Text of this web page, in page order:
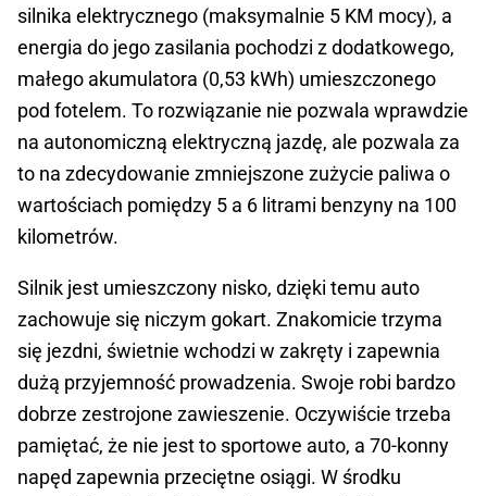
silnika elektrycznego (maksymalnie 5 KM mocy), a
energia do jego zasilania pochodzi z dodatkowego,
małego akumulatora (0,53 kWh) umieszczonego
pod fotelem. To rozwiązanie nie pozwala wprawdzie
na autonomiczną elektryczną jazdę, ale pozwala za
to na zdecydowanie zmniejszone zużycie paliwa o
wartościach pomiędzy 5 a 6 litrami benzyny na 100
kilometrów.
Silnik jest umieszczony nisko, dzięki temu auto
zachowuje się niczym gokart. Znakomicie trzyma
się jezdni, świetnie wchodzi w zakręty i zapewnia
dużą przyjemność prowadzenia. Swoje robi bardzo
dobrze zestrojone zawieszenie. Oczywiście trzeba
pamiętać, że nie jest to sportowe auto, a 70-konny
napęd zapewnia przeciętne osiągi. W środku